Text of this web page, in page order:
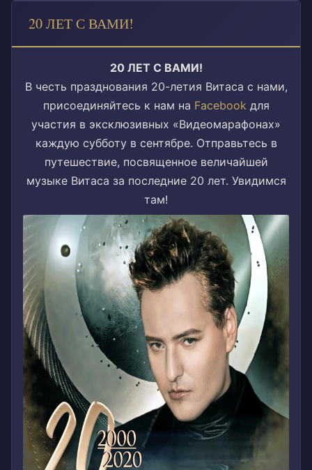
20 ЛЕТ С ВАМИ!
20 ЛЕТ С ВАМИ!
В честь празднования 20-летия Витаса с нами,
присоединяйтесь к нам на Facebook для
участия в эксклюзивных «Видеомарафонах»
каждую субботу в сентябре. Отправьтесь в
путешествие, посвященное величайшей
музыке Витаса за последние 20 лет. Увидимся
там!